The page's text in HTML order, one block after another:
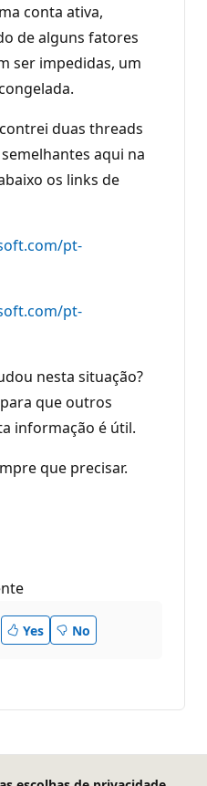
conta ativa,
de alguns fatores
ser impedidas, um
duas threads
aqui na
os links de
pt-
pt-
nesta situação?
que outros
informação é útil.
que precisar.
Yes No